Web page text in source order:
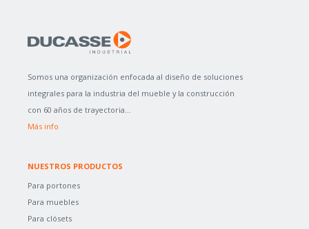
Somos una organización enfocada al diseño de soluciones
integrales para la industria del mueble y la construcción
con 60 años de trayectoria...
Más info
NUESTROS PRODUCTOS
Para portones
Para muebles
Para clósets